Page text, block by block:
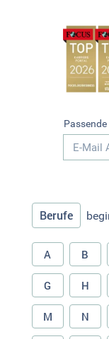
Berufe
A B
G H
M N